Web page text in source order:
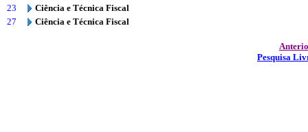
23
Ciência e Técnica Fiscal
27
Ciência e Técnica Fiscal
Pesquisa